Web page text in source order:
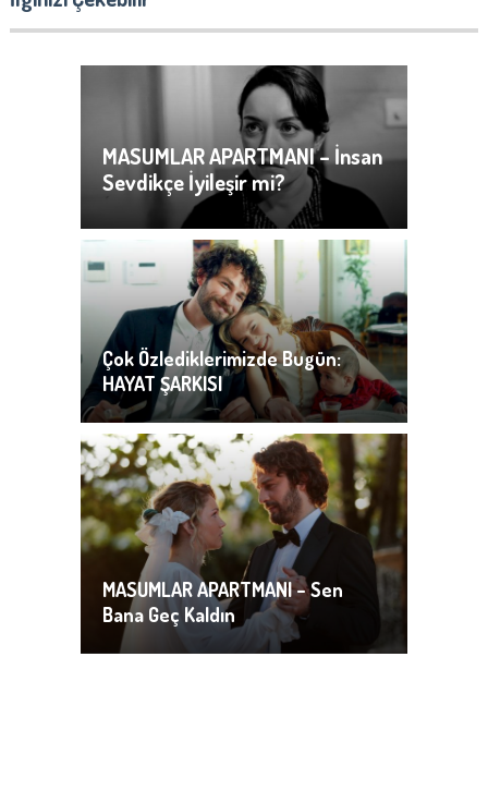
MASUMLAR APARTMANI – İnsan
Sevdikçe İyileşir mi?
Çok Özlediklerimizde Bugün:
HAYAT ŞARKISI
MASUMLAR APARTMANI – Sen
Bana Geç Kaldın